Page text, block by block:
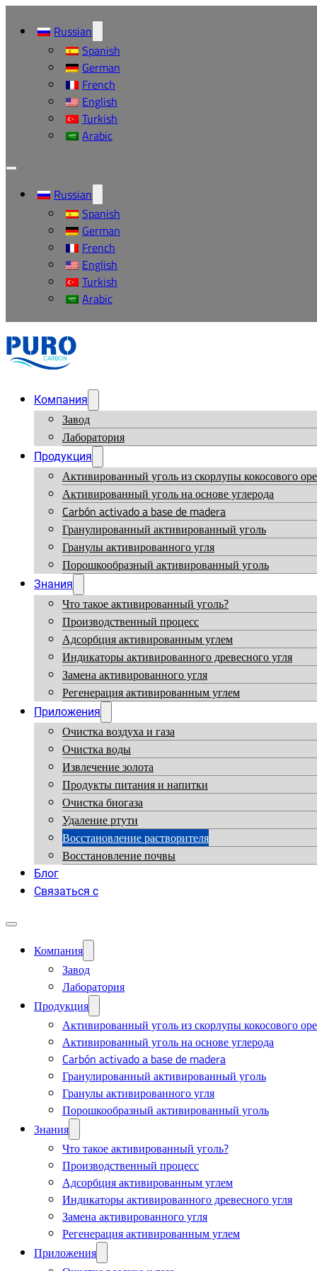
Russian
Spanish
German
French
English
Turkish
Arabic
Russian
Spanish
German
French
English
Turkish
Arabic
Компания
Завод
Лаборатория
Продукция
Активированный уголь из скорлупы кокосового
Активированный уголь на основе углерода
Carbón activado a base de madera
Гранулированный активированный уголь
Гранулы активированного угля
Порошкообразный активированный уголь
Знания
Что такое активированный уголь?
Производственный процесс
Адсорбция активированным углем
Индикаторы активированного древесного угля
Замена активированного угля
Регенерация активированным углем
Приложения
Очистка воздуха и газа
Очистка воды
Извлечение золота
Продукты питания и напитки
Очистка биогаза
Удаление ртути
Восстановление растворителя
Восстановление почвы
Блог
Связаться с
Компания
Завод
Лаборатория
Продукция
Активированный уголь из скорлупы кокосового
Активированный уголь на основе углерода
Carbón activado a base de madera
Гранулированный активированный уголь
Гранулы активированного угля
Порошкообразный активированный уголь
Знания
Что такое активированный уголь?
Производственный процесс
Адсорбция активированным углем
Индикаторы активированного древесного угля
Замена активированного угля
Регенерация активированным углем
Приложения